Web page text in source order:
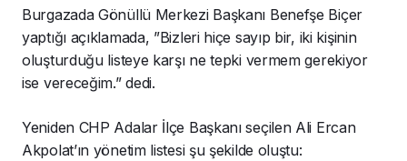
Burgazada Gönüllü Merkezi Başkanı Benefşe Biçer
yaptığı açıklamada, ”Bizleri hiçe sayıp bir, iki kişinin
oluşturduğu listeye karşı ne tepki vermem gerekiyor
ise vereceğim.” dedi.
Yeniden CHP Adalar İlçe Başkanı seçilen Ali Ercan
Akpolat’ın yönetim listesi şu şekilde oluştu: